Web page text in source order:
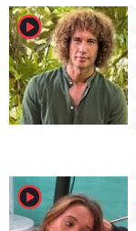
player2
player2